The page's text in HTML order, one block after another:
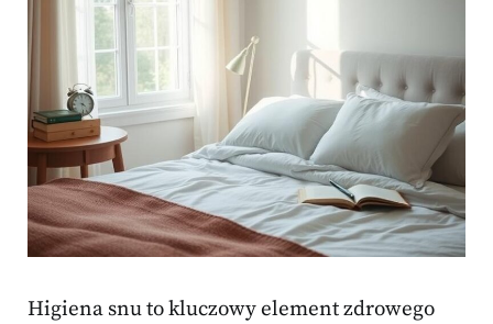
Higiena snu to kluczowy element zdrowego